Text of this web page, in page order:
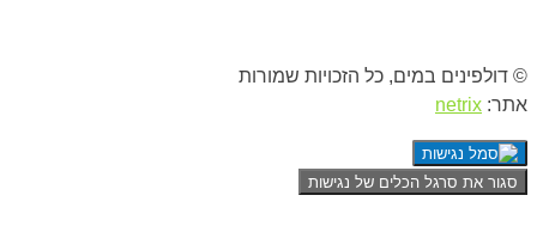
© דולפינים במים, כל הזכויות שמורות
אתר: netrix
סגור את סרגל הכלים של נגישות